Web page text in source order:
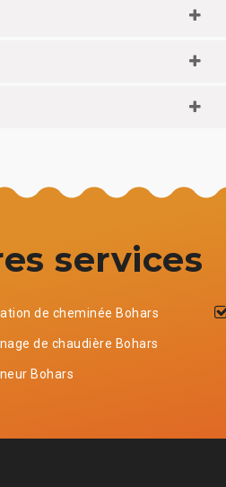
services
de cheminée Bohars
de chaudière Bohars
Bohars